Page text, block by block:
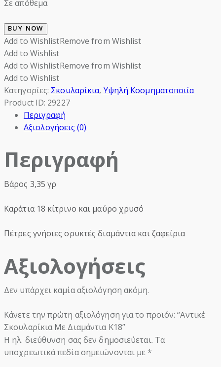
Σε απόθεμα
BUY NOW
Add to WishlistRemove from Wishlist
Add to Wishlist
Add to WishlistRemove from Wishlist
Add to Wishlist
Κατηγορίες: Σκουλαρίκια, Υψηλή Κοσμηματοποιία
Product ID: 29227
Περιγραφή
Αξιολογήσεις (0)
Περιγραφή
Βάρος 3,35 γρ
Καράτια 18 κίτρινο και μαύρο χρυσό
Πέτρες γνήσιες ορυκτές διαμάντια και ζαφείρια
Αξιολογήσεις
Δεν υπάρχει καμία αξιολόγηση ακόμη.
Κάνετε την πρώτη αξιολόγηση για το προϊόν: “Αντικέ
Σκουλαρίκια Με Διαμάντια Κ18”
Η ηλ. διεύθυνση σας δεν δημοσιεύεται. Τα
υποχρεωτικά πεδία σημειώνονται με*